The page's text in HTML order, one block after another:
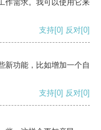
作需求。我可以使用它来
支持[0] 反对[0]
新功能，比如增加一个自
支持[0] 反对[0]